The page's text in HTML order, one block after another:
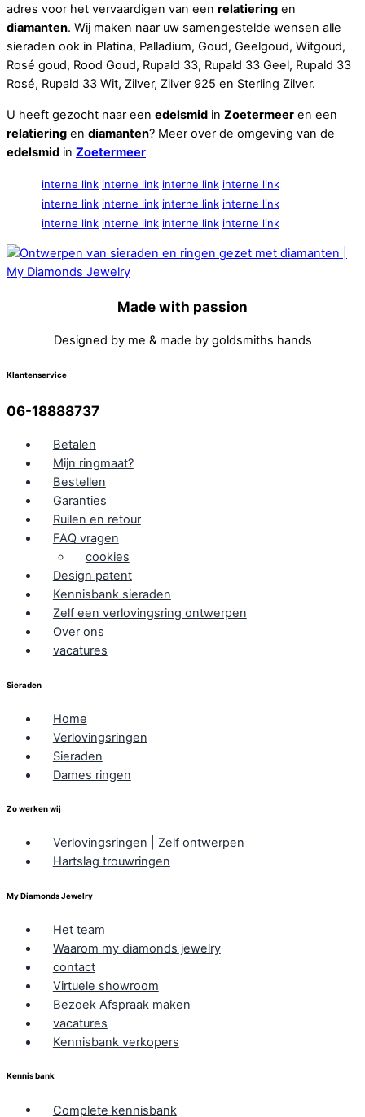
adres voor het vervaardigen van een relatiering en
diamanten. Wij maken naar uw samengestelde wensen alle
sieraden ook in Platina, Palladium, Goud, Geelgoud, Witgoud,
Rosé goud, Rood Goud, Rupald 33, Rupald 33 Geel, Rupald 33
Rosé, Rupald 33 Wit, Zilver, Zilver 925 en Sterling Zilver.
U heeft gezocht naar een edelsmid in Zoetermeer en een
relatiering en diamanten? Meer over de omgeving van de
edelsmid in Zoetermeer
interne link interne link interne link interne link
interne link interne link interne link interne link
interne link interne link interne link interne link
Made with passion
Designed by me & made by goldsmiths hands
Klantenservice
06-18888737
Betalen
Mijn ringmaat?
Bestellen
Garanties
Ruilen en retour
FAQ vragen
cookies
Design patent
Kennisbank sieraden
Zelf een verlovingsring ontwerpen
Over ons
vacatures
Sieraden
Home
Verlovingsringen
Sieraden
Dames ringen
Zo werken wij
Verlovingsringen | Zelf ontwerpen
Hartslag trouwringen
My Diamonds Jewelry
Het team
Waarom my diamonds jewelry
contact
Virtuele showroom
Bezoek Afspraak maken
vacatures
Kennisbank verkopers
Kennis bank
Complete kennisbank